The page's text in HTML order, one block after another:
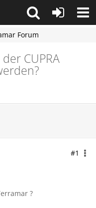
Forum
CUPRA
#1
?